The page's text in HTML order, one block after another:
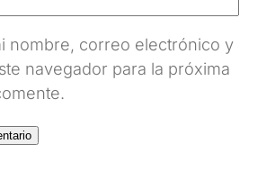
nombre, correo electrónico y
navegador para la próxima